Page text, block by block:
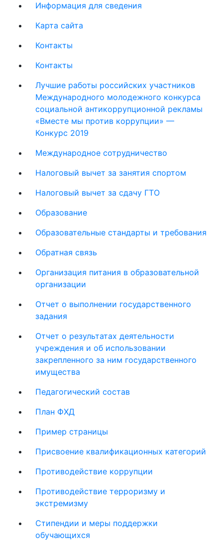
Информация для сведения
Карта сайта
Контакты
Контакты
Лучшие работы российских участников
Международного молодежного конкурса
социальной антикоррупционной рекламы
«Вместе мы против коррупции» —
Конкурс 2019
Международное сотрудничество
Налоговый вычет за занятия спортом
Налоговый вычет за сдачу ГТО
Образование
Образовательные стандарты и требования
Обратная связь
Организация питания в образовательной
организации
Отчет о выполнении государственного
задания
Отчет о результатах деятельности
учреждения и об использовании
закрепленного за ним государственного
имущества
Педагогический состав
План ФХД
Пример страницы
Присвоение квалификационных категорий
Противодействие коррупции
Противодействие терроризму и
экстремизму
Стипендии и меры поддержки
обучающихся